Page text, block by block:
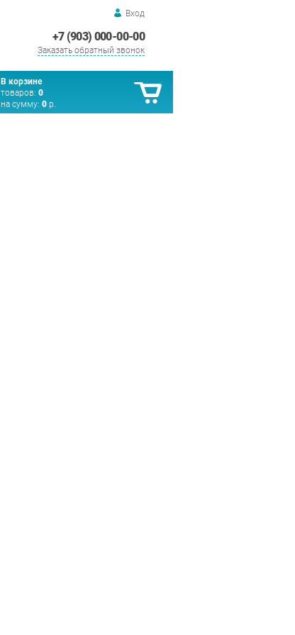
Вход
+7 (903) 000-00-00
Заказать обратный звонок
В корзине
товаров: 0
на сумму: 0 р.